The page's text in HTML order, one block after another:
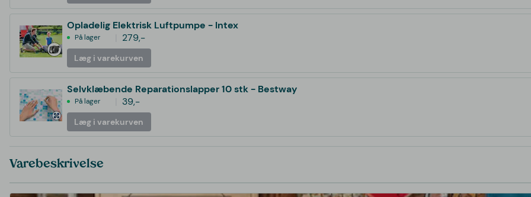
Opladelig Elektrisk Luftpumpe - Intex
På lager 279,-
Læg i varekurven
Selvklæbende Reparationslapper 10 stk - Bestway
På lager 39,-
Læg i varekurven
Varebeskrivelse